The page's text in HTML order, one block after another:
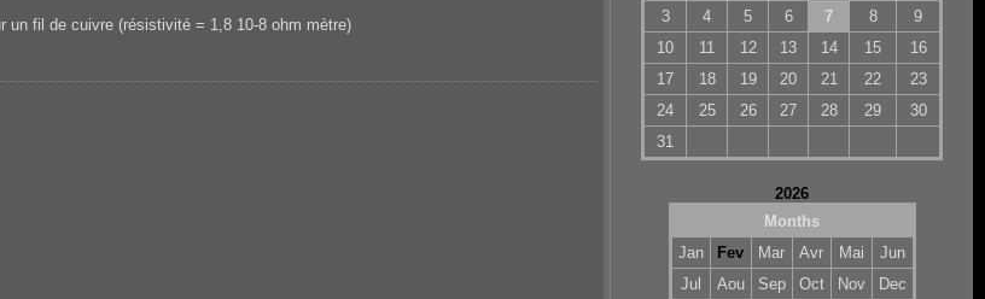
3
4 5 6 7 8
9
10
11 12 13 14 15
16
17
18 19 20 21 22
23
24
25 26 27 28 29
30
31
2026
Months
Jan
Fev Mar Avr Mai
Jun
Jul
Aou Sep Oct Nov Dec
un fil de cuivre (résistivité = 1,8 10-8 ohm mètre)